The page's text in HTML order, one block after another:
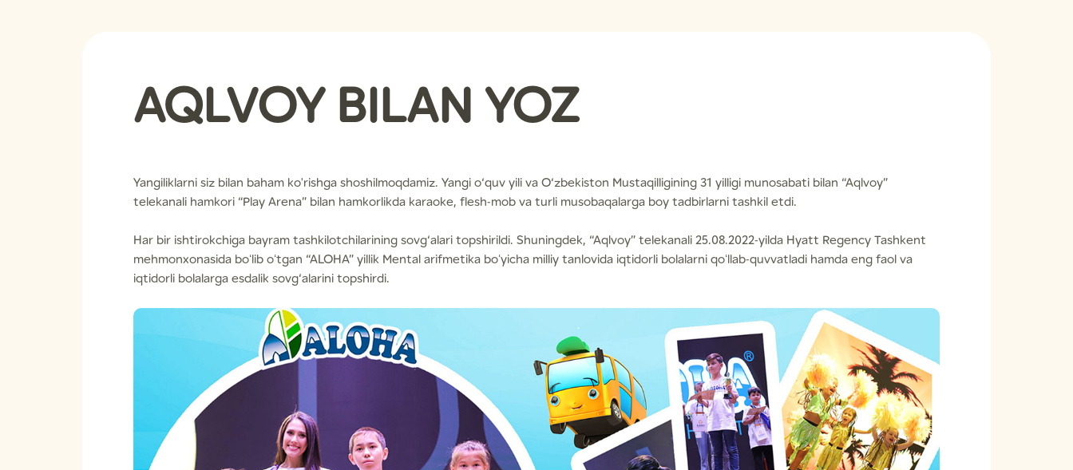
AQLVOY BILAN YOZ
Yangiliklarni siz bilan baham ko'rishga shoshilmoqdamiz. Yangi o‘quv yili va O‘zbekiston Mustaqilligining 31 yilligi munosabati bilan “Aqlvoy”
telekanali hamkori “Play Arena” bilan hamkorlikda karaoke, flesh-mob va turli musobaqalarga boy tadbirlarni tashkil etdi.
Har bir ishtirokchiga bayram tashkilotchilarining sovg‘alari topshirildi. Shuningdek, “Aqlvoy” telekanali 25.08.2022-yilda Hyatt Regency Tashkent
mehmonxonasida boʻlib oʻtgan “ALOHA” yillik Mental arifmetika boʻyicha milliy tanlovida iqtidorli bolalarni qoʻllab-quvvatladi hamda eng faol va
iqtidorli bolalarga esdalik sovg‘alarini topshirdi.